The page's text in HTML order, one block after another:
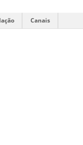
Canais